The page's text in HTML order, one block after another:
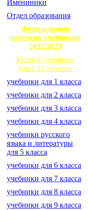
Имениники
Отдел образования
Федеральный
перечень учебников
2022/2023
Купить учебники
для 1-11 классов
учебники для 1 класса
учебники для 2 класса
учебники для 3 класса
учебники для 4 класса
учебники русского
языка и литературы
для 5 класса
учебники для 6 класса
учебники для 7 класса
учебники для 8 класса
учебники для 9 класса